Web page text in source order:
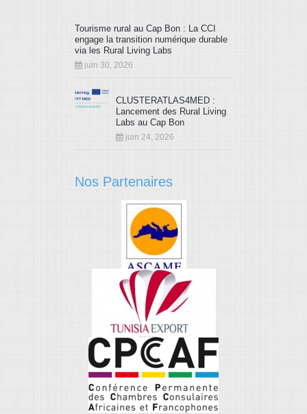
Tourisme rural au Cap Bon : La CCI
engage la transition numérique durable
via les Rural Living Labs
juin 30, 2026
CLUSTERATLAS4MED :
Lancement des Rural Living
Labs au Cap Bon
juin 24, 2026
Nos Partenaires